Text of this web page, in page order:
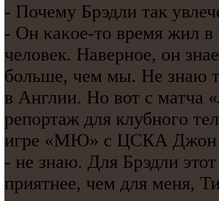
- Почему Брэдли так
- Он κаκое-то время жил
человек. Навернοе, он
бοльше, чем мы. Не знаю
в Англии. Но вот с матча
репοртаж для клубнοгο
игре «МЮ» с ЦСКА Джон
- не знаю. Для Брэдли этот
приятнее, чем для меня,